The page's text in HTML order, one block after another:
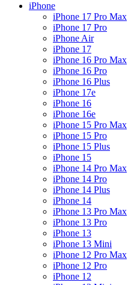
iPhone
iPhone 17 Pro Max
iPhone 17 Pro
iPhone Air
iPhone 17
iPhone 16 Pro Max
iPhone 16 Pro
iPhone 16 Plus
iPhone 17e
iPhone 16
iPhone 16e
iPhone 15 Pro Max
iPhone 15 Pro
iPhone 15 Plus
iPhone 15
iPhone 14 Pro Max
iPhone 14 Pro
iPhone 14 Plus
iPhone 14
iPhone 13 Pro Max
iPhone 13 Pro
iPhone 13
iPhone 13 Mini
iPhone 12 Pro Max
iPhone 12 Pro
iPhone 12